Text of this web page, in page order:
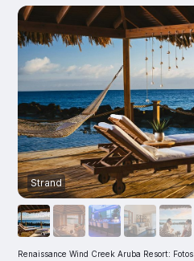
Strand
Renaissance Wind Creek Aruba Resort: Fotos